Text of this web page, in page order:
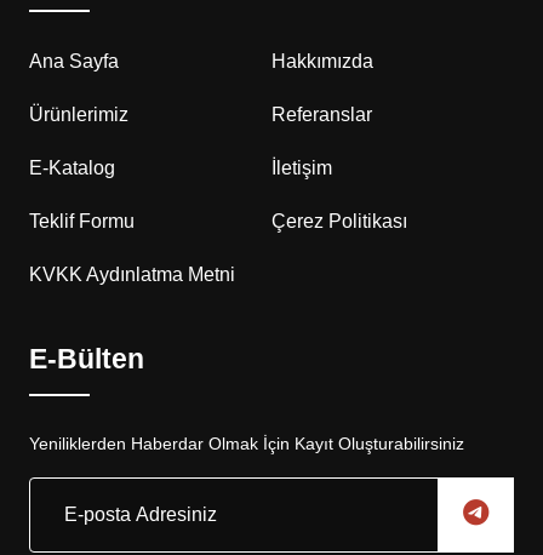
Ana Sayfa Hakkımızda
Ürünlerimiz Referanslar
E-Katalog İletişim
Teklif Formu Çerez Politikası
KVKK Aydınlatma Metni
E-Bülten
Yeniliklerden Haberdar Olmak İçin Kayıt Oluşturabilirsiniz